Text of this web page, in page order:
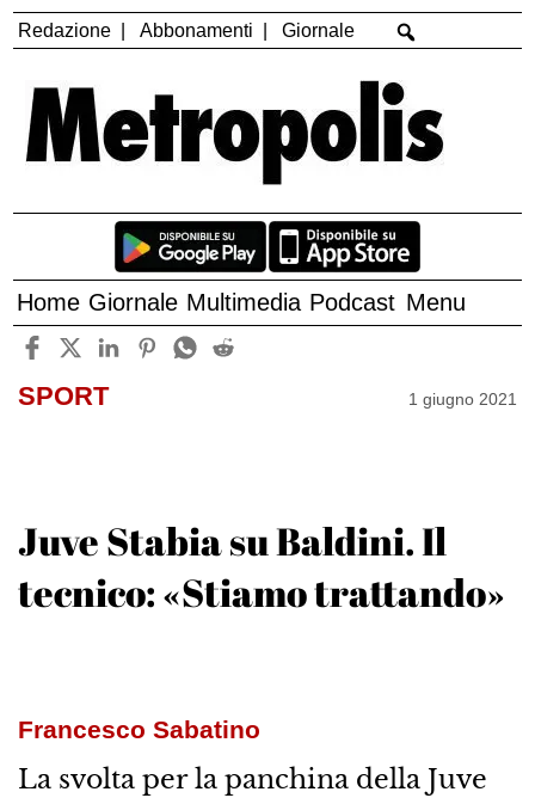
Redazione Abbonamenti Giornale
Home Giornale Multimedia Podcast Menu
SPORT 1 giugno 2021
Juve Stabia su Baldini. Il
tecnico: «Stiamo trattando»
Francesco Sabatino
La svolta per la panchina della Juve